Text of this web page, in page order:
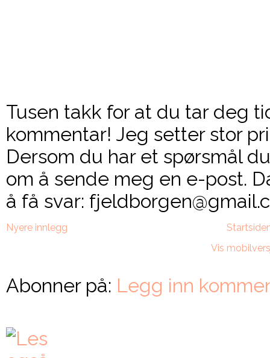
Tusen takk for at du tar deg
kommentar! Jeg setter stor
Dersom du har et spørsmål
om å sende meg en e-post.
å få svar:
Nyere innlegg
Vis
Abonner på: Legg inn